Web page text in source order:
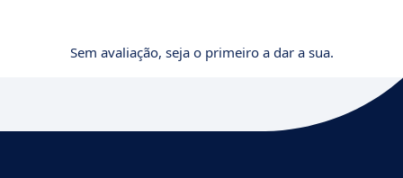
Sem avaliação, seja o primeiro a dar a sua.